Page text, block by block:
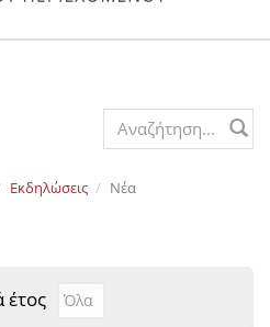
Search form
Εκδηλώσεις Νέα
Αναζήτηση Νέων ανά
Year